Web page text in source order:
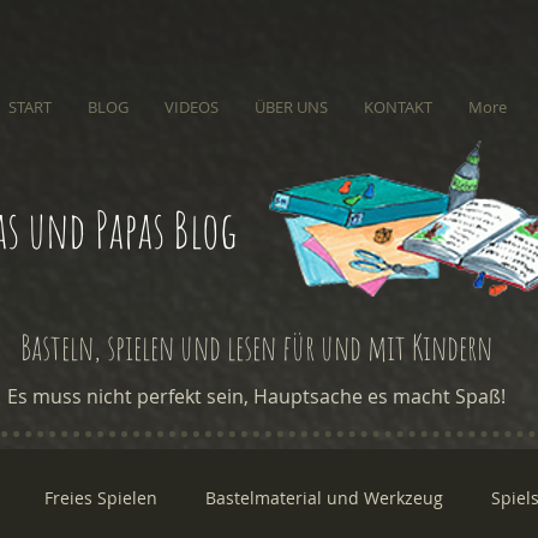
START BLOG VIDEOS ÜBER UNS KONTAKT More
und Papas Blog
Basteln, spielen und lesen für und mit Kindern
Es muss nicht perfekt sein, Hauptsache es macht Spaß!
Freies Spielen Bastelmaterial und Werkzeug